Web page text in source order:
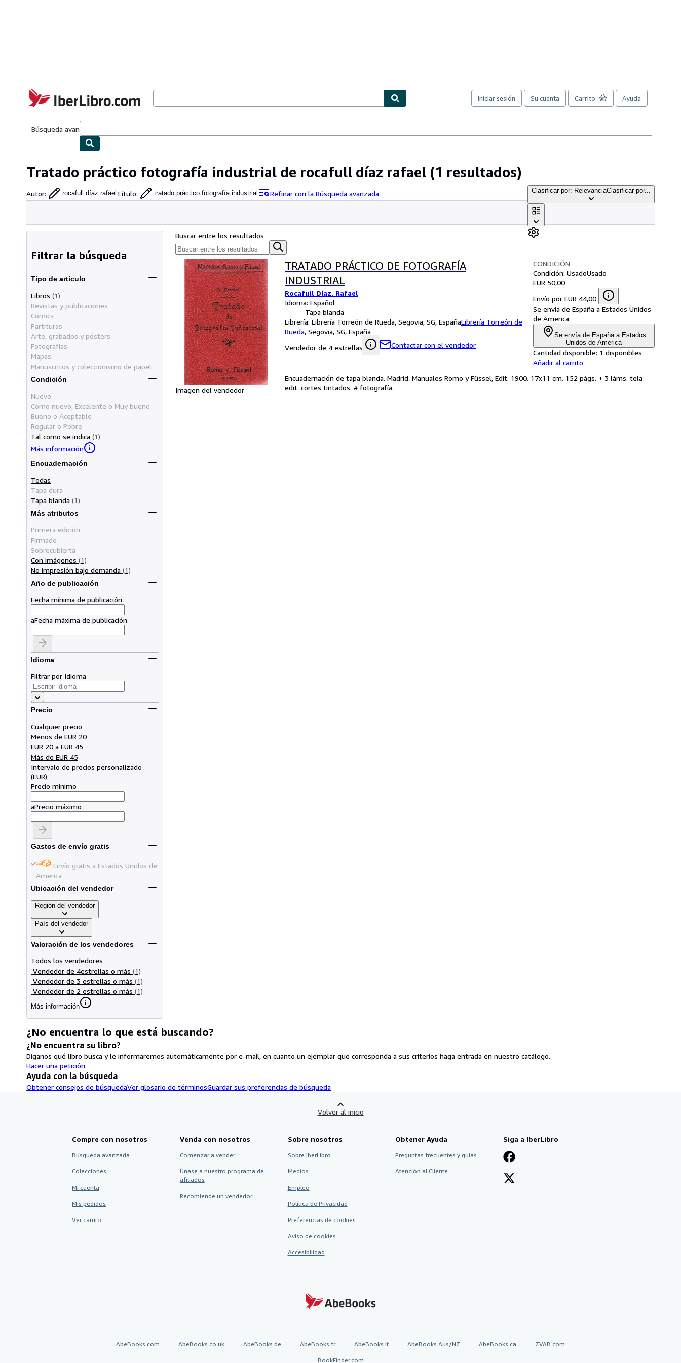
IberLibro.com
Iniciar sesión Su cuenta Carrito Ayuda
Búsqueda avanzada
Tratado práctico fotografía industrial de rocafull díaz rafael (1 resultados)
Autor: rocafull díaz rafaelTítulo: tratado práctico fotografía industrial Refinar con la Búsqueda avanzada Clasificar por: RelevanciaClasificar por...
Filtrar la búsqueda
Tipo de artículo
Libros (1)
Revistas y publicaciones
Cómics
Partituras
Arte, grabados y pósters
Fotografías
Mapas
Manuscritos y coleccionismo de papel
Condición
Nuevo
Como nuevo, Excelente o Muy bueno
Bueno o Aceptable
Regular o Pobre
Tal como se indica (1)
Más información
Encuadernación
Todas
Tapa dura
Tapa blanda (1)
Más atributos
Primera edición
Firmado
Sobrecubierta
Con imágenes (1)
No impresión bajo demanda (1)
Año de publicación
Fecha mínima de publicación
aFecha máxima de publicación
Idioma
Filtrar por Idioma
Precio
Cualquier precio
Menos de EUR 20
EUR 20 a EUR 45
Más de EUR 45
Intervalo de precios personalizado
(EUR)
Precio mínimo
aPrecio máximo
Gastos de envío gratis
Envío gratis a Estados Unidos de
America
Ubicación del vendedor
Región del vendedor
País del vendedor
Valoración de los vendedores
Todos los vendedores
Vendedor de 4estrellas o más (1)
Vendedor de 3 estrellas o más (1)
Vendedor de 2 estrellas o más (1)
Más información
Buscar entre los resultados
Imagen del vendedor
TRATADO PRÁCTICO DE FOTOGRAFÍA
INDUSTRIAL
Rocafull Díaz. Rafael
Idioma: Español
Tapa blanda
Librería: Librería Torreón de Rueda, Segovia, SG, EspañaLibrería Torreón de
Rueda, Segovia, SG, España
Vendedor de 4 estrellas
Contactar con el vendedor
CONDICIÓN
Condición: UsadoUsado
EUR 50,00
Envío por EUR 44,00
Se envía de España a Estados Unidos
de America
Se envía de España a Estados
Unidos de America
Cantidad disponible: 1 disponibles
Añadir al carrito
Encuadernación de tapa blanda. Madrid. Manuales Romo y Füssel, Edit. 1900. 17x11 cm. 152 págs. + 3 láms. tela
edit. cortes tintados. # fotografía.
¿No encuentra lo que está buscando?
¿No encuentra su libro?
Díganos qué libro busca y le informaremos automáticamente por e-mail, en cuanto un ejemplar que corresponda a sus criterios haga entrada en nuestro catálogo.
Hacer una petición
Ayuda con la búsqueda
Obtener consejos de búsquedaVer glosario de términosGuardar sus preferencias de búsqueda
Volver al inicio
Compre con nosotros
Búsqueda avanzada
Colecciones
Mi cuenta
Mis pedidos
Ver carrito
Venda con nosotros
Comenzar a vender
Únase a nuestro programa de
afiliados
Recomiende un vendedor
Sobre nosotros
Sobre IberLibro
Medios
Empleo
Política de Privacidad
Preferencias de cookies
Aviso de cookies
Accesibilidad
Obtener Ayuda
Preguntas frecuentes y guías
Atención al Cliente
Siga a IberLibro
AbeBooks.com AbeBooks.co.uk AbeBooks.de AbeBooks.fr AbeBooks.it AbeBooks Aus/NZ AbeBooks.ca ZVAB.com
BookFinder.com